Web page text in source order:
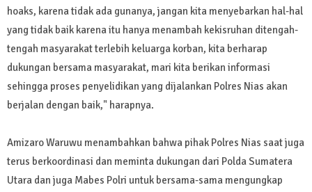
hoaks, karena tidak ada gunanya, jangan kita menyebarkan hal-hal
yang tidak baik karena itu hanya menambah kekisruhan ditengah-
tengah masyarakat terlebih keluarga korban, kita berharap
dukungan bersama masyarakat, mari kita berikan informasi
sehingga proses penyelidikan yang dijalankan Polres Nias akan
berjalan dengan baik," harapnya.
Amizaro Waruwu menambahkan bahwa pihak Polres Nias saat juga
terus berkoordinasi dan meminta dukungan dari Polda Sumatera
Utara dan juga Mabes Polri untuk bersama-sama mengungkap